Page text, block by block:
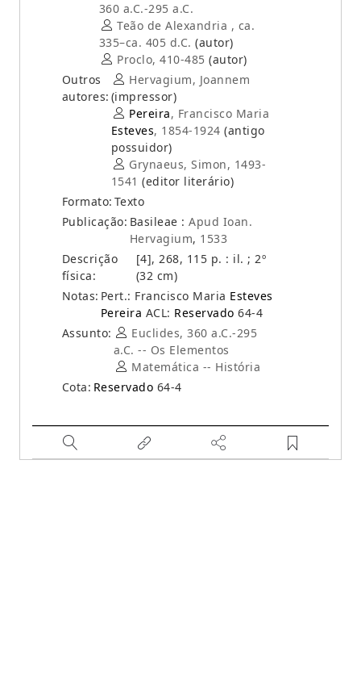
360 a.C.-295 a.C.
Teão de Alexandria , ca.
335–ca. 405 d.C. (autor)
Proclo, 410-485 (autor)
Outros
autores:
Hervagium, Joannem
(impressor)
Pereira, Francisco Maria
Esteves, 1854-1924 (antigo
possuidor)
Grynaeus, Simon, 1493-
1541 (editor literário)
Formato: Texto
Publicação: Basileae :Apud Ioan.
Hervagium, 1533
Descrição
física:
[4], 268, 115 p. : il. ; 2º
(32 cm)
Notas: Pert.: Francisco Maria Esteves
Pereira ACL: Reservado 64-4
Assunto:
Euclides, 360 a.C.-295
a.C. -- Os Elementos
Matemática -- História
Cota: Reservado 64-4